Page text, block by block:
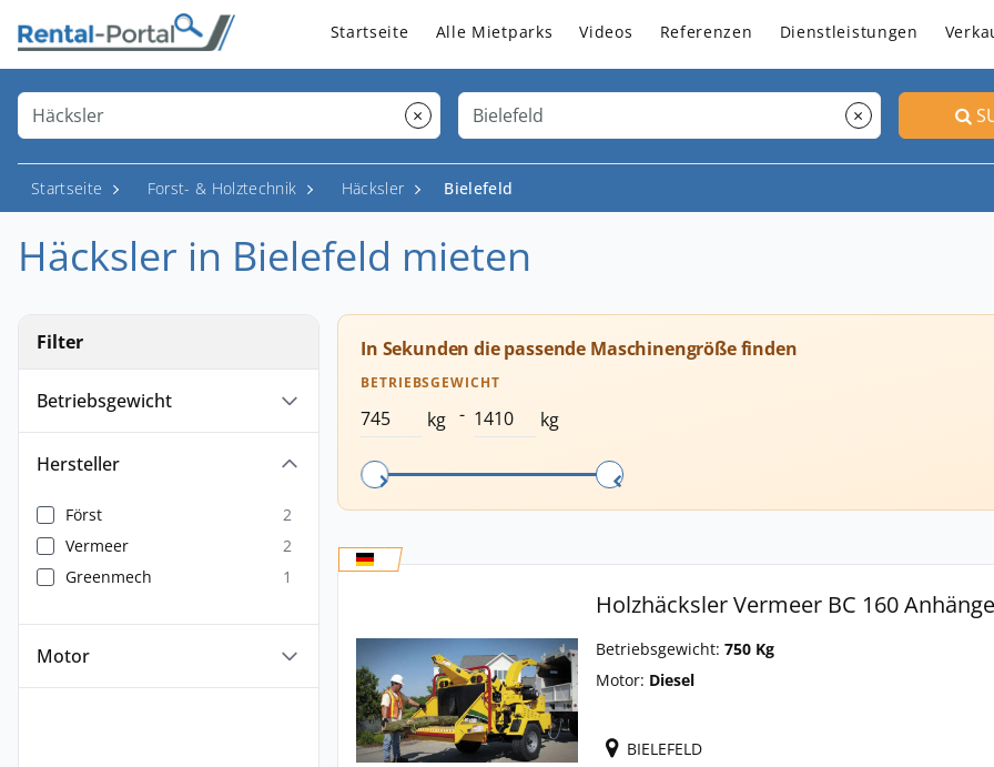
Startseite Alle Mietparks Videos Referenzen Dienstleistungen
× ×
Startseite Forst- & Holztechnik Häcksler Bielefeld
Häcksler in Bielefeld mieten
Filter
Betriebsgewicht
Hersteller
Först
2
Vermeer
2
Greenmech
1
Motor
In Sekunden die passende Maschinengröße finden
BETRIEBSGEWICHT
kg - kg
Holzhäcksler Vermeer BC 160
Betriebsgewicht: 750 Kg
Motor: Diesel
BIELEFELD